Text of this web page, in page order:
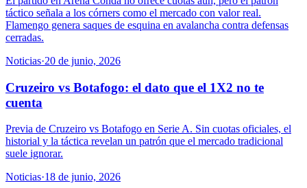
táctico señala a los córners como el mercado con valor real.
Flamengo genera saques de esquina en avalancha contra defensas
cerradas.
Noticias·20 de junio, 2026
Cruzeiro vs Botafogo: el dato que el 1X2 no te
cuenta
Previa de Cruzeiro vs Botafogo en Serie A. Sin cuotas oficiales, el
historial y la táctica revelan un patrón que el mercado tradicional
suele ignorar.
Noticias·18 de junio, 2026